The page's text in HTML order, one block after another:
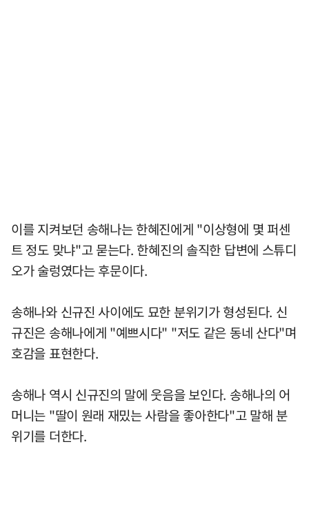
이를 지켜보던 송해나는 한혜진에게 "이상형에 몇 퍼센
트 정도 맞냐"고 묻는다. 한혜진의 솔직한 답변에 스튜디
오가 술렁였다는 후문이다.
송해나와 신규진 사이에도 묘한 분위기가 형성된다. 신
규진은 송해나에게 "예쁘시다" "저도 같은 동네 산다"며
호감을 표현한다.
송해나 역시 신규진의 말에 웃음을 보인다. 송해나의 어
머니는 "딸이 원래 재밌는 사람을 좋아한다"고 말해 분
위기를 더한다.